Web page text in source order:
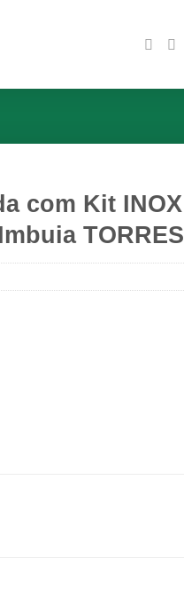
com Kit INOX
TORRES